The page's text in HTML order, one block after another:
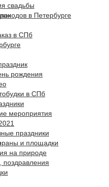
свадьбы
в Петербурге
в СПб
рождения
в СПб
мероприятия
праздники
и площадки
на природе
поздравления